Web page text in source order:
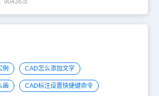
次
例 CAD怎么添加文字
画 CAD标注设置快捷键命令